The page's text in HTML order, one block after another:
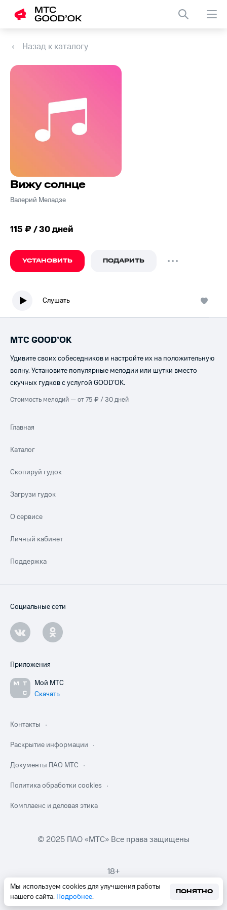
Назад к каталогу
Вижу солнце
Валерий Меладзе
115 ₽ / 30 дней
УСТАНОВИТЬ ПОДАРИТЬ
Слушать
Мы используем cookies для улучшения работы
нашего сайта. Подробнее.
ПОНЯТНО
МТС GOOD’OK
Удивите своих собеседников и настройте их на положительную
волну. Установите популярные мелодии или шутки вместо
скучных гудков с услугой GOOD’OK.
Стоимость мелодий — от 75 ₽ / 30 дней
Главная
Каталог
Скопируй гудок
Загрузи гудок
О сервисе
Личный кабинет
Поддержка
Социальные сети
Приложения
Мой МТС
Скачать
Контакты
Раскрытие информации
Документы ПАО МТС
Политика обработки cookies
Комплаенс и деловая этика
© 2025 ПАО «МТС» Все права защищены
18+